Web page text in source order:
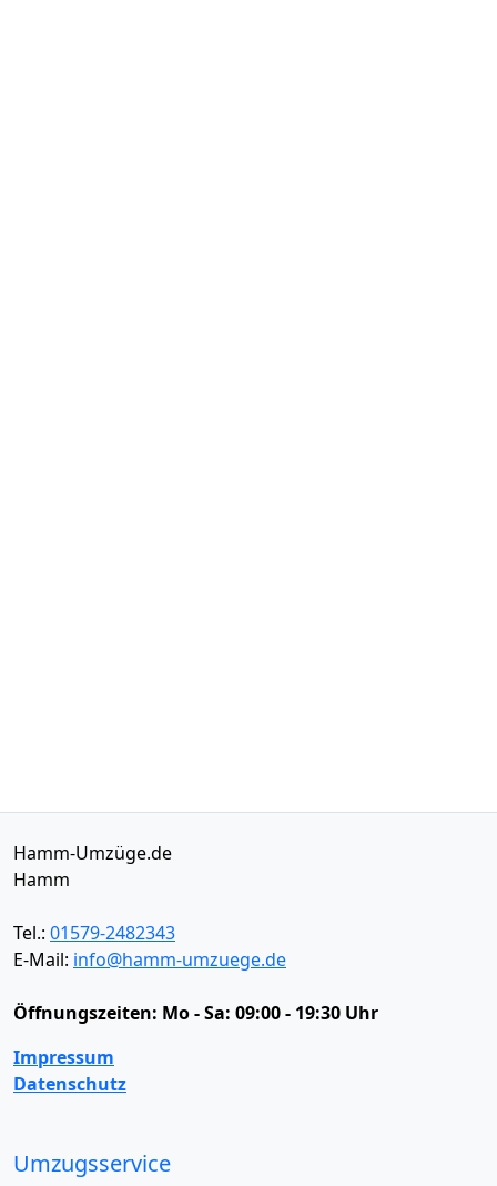
Hamm-Umzüge.de
Hamm
Tel.: 01579-2482343
E-Mail: info@hamm-umzuege.de
Öffnungszeiten: Mo - Sa: 09:00 - 19:30 Uhr
Impressum
Datenschutz
Umzugsservice